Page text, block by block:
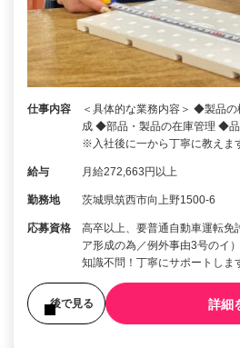
仕事内容
＜具体的な業務内容＞ ◆製品
成 ◆部品・製品の在庫管理 ◆
※入社後に一から丁寧に教えま
給与 月給272,663円以上
勤務地 茨城県筑西市向上野1500-6
応募資格
高卒以上、要普通自動車運転
ア形成の為／例外事由3号の
知識不問！丁寧にサポートしま
後で見る 詳細